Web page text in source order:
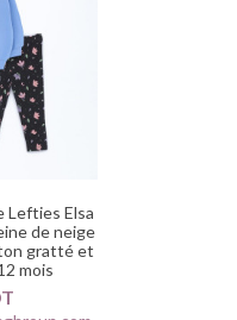
Lefties Elsa
de neige
gratté et
mois